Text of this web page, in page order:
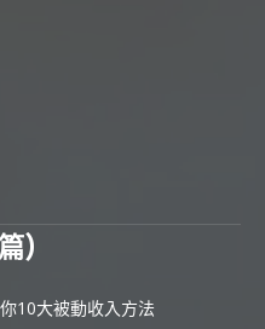
)
10大被動收入方法